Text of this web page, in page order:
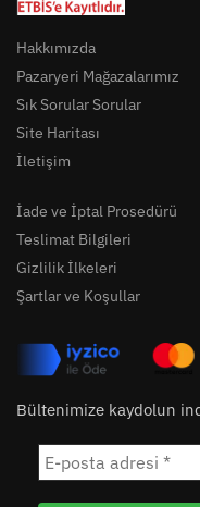
Hakkımızda
Pazaryeri Mağazalarımız
Sık Sorular Sorular
Site Haritası
İletişim
İade ve İptal Prosedürü
Teslimat Bilgileri
Gizlilik İlkeleri
Şartlar ve Koşullar
Bültenimize kaydolun